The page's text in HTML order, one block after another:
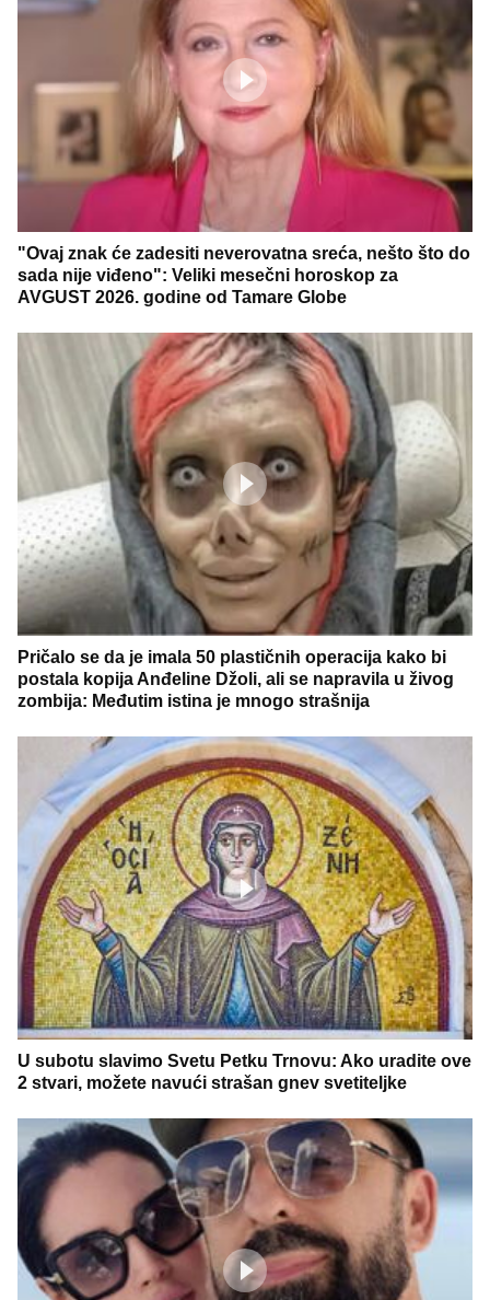
"Ovaj znak će zadesiti neverovatna sreća, nešto što do
sada nije viđeno": Veliki mesečni horoskop za
AVGUST 2026. godine od Tamare Globe
Pričalo se da je imala 50 plastičnih operacija kako bi
postala kopija Anđeline Džoli, ali se napravila u živog
zombija: Međutim istina je mnogo strašnija
U subotu slavimo Svetu Petku Trnovu: Ako uradite ove
2 stvari, možete navući strašan gnev svetiteljke